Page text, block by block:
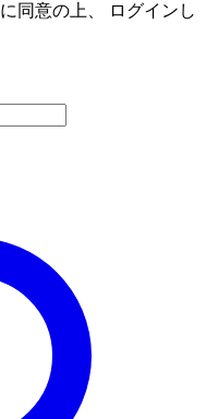
に同意の上、 ログインし